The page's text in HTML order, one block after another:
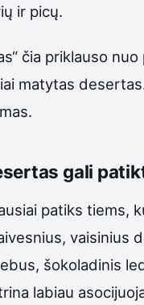
ir picų.
čia priklauso
matytas
gali
patiks tiems,
vaisinius
šokoladinis
labiau